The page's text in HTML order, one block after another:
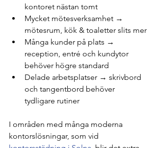
kontoret nästan tomt
Mycket mötesverksamhet →
mötesrum, kök & toaletter slits mer
Många kunder på plats →
reception, entré och kundytor
behöver högre standard
Delade arbetsplatser → skrivbord
och tangentbord behöver
tydligare rutiner
I områden med många moderna
kontorslösningar, som vid